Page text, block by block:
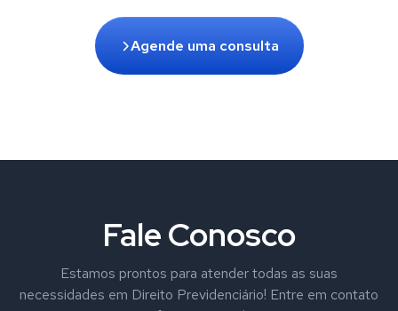
Agende uma consulta
Fale Conosco
Estamos prontos para atender todas as suas
necessidades em Direito Previdenciário! Entre em contato